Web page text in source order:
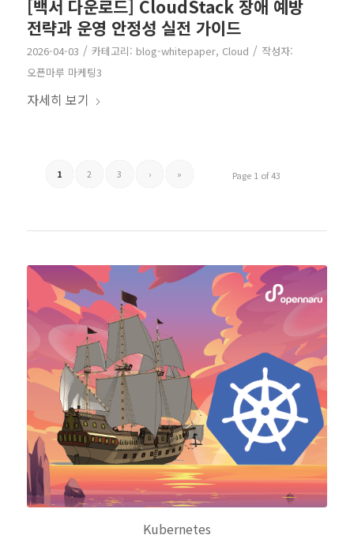
[백서 다운로드] CloudStack 장애 예방
전략과 운영 안정성 실전 가이드
2026-04-03 / 카테고리: blog-whitepaper, Cloud / 작성자:
오픈마루 마케팅3
자세히 보기
Page 1 of 43
1 2 3 › »
Kubernetes